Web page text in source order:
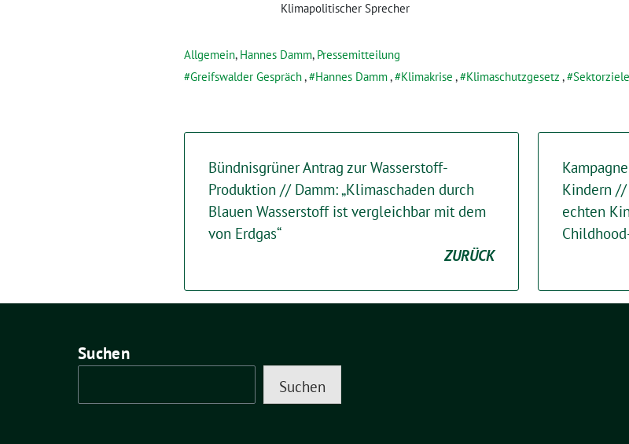
Klimapolitischer Sprecher
Allgemein, Hannes Damm, Pressemitteilung
Greifswalder Gespräch, Hannes Damm, Klimakrise , Klimaschutzgesetz , Sektorziele
Bündnisgrüner Antrag zur Wasserstoff-
Produktion // Damm: „Klimaschaden durch
Blauen Wasserstoff ist vergleichbar mit dem
von Erdgas“
ZURÜCK
Kindern //
echten
Suchen
Suchen